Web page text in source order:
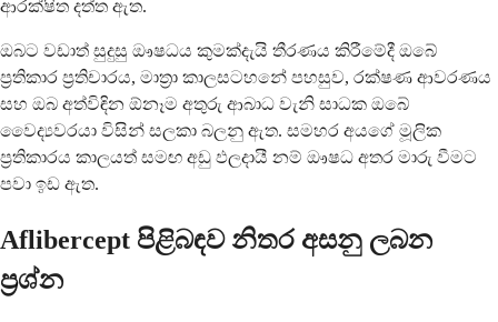
ආරක්ෂිත දත්ත ඇත.
ඔබට වඩාත් සුදුසු ඖෂධය කුමක්දැයි තීරණය කිරීමේදී ඔබේ
ප්‍රතිකාර ප්‍රතිචාරය, මාත්‍රා කාලසටහනේ පහසුව, රක්ෂණ ආවරණය
සහ ඔබ අත්විඳින ඕනෑම අතුරු ආබාධ වැනි සාධක ඔබේ
වෛද්‍යවරයා විසින් සලකා බලනු ඇත. සමහර අයගේ මූලික
ප්‍රතිකාරය කාලයත් සමඟ අඩු ඵලදායී නම් ඖෂධ අතර මාරු වීමට
පවා ඉඩ ඇත.
Aflibercept පිළිබඳව නිතර අසනු ලබන
ප්‍රශ්න